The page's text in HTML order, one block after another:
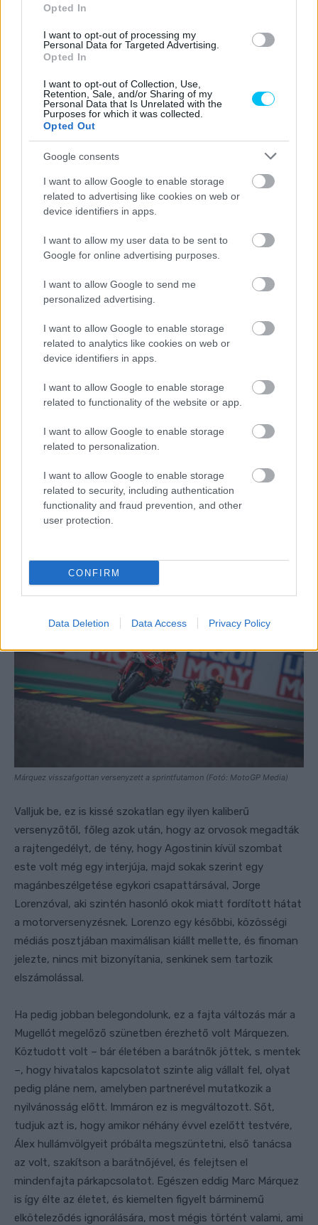
Opted In
I want to opt-out of processing my
Personal Data for Targeted Advertising.
Opted In
I want to opt-out of Collection, Use,
Retention, Sale, and/or Sharing of my
Personal Data that Is Unrelated with the
Purposes for which it was collected.
Opted Out
Google consents
I want to allow Google to enable storage
related to advertising like cookies on web or
device identifiers in apps.
I want to allow my user data to be sent to
Google for online advertising purposes.
I want to allow Google to send me
personalized advertising.
I want to allow Google to enable storage
related to analytics like cookies on web or
device identifiers in apps.
I want to allow Google to enable storage
related to functionality of the website or app.
I want to allow Google to enable storage
related to personalization.
I want to allow Google to enable storage
related to security, including authentication
functionality and fraud prevention, and other
user protection.
CONFIRM
Data Deletion Data Access Privacy Policy
kevésbé rizikósak. Ugyanakkor, ha befogadják a partnert –
jelen esetben Márquezt –, hozzá mindvégig lojálisak és
hűségesek, egészen addig, amíg a tisztelet kölcsönös.
Persze kapott már kritikát a Honda korábban is, még a
Rossi-érában, amikor sportpolitikai állásfoglalásuk szerint a
győzelem a gyár érdemének, a vereség a versenyző
szégyenének számított. Az olasz ezzel kapcsolatos
aggályait többször jelezte, végül ez is közrejátszott a
kenyértörésben, ezért ebből okulva Márquezzel már sokkal
óvatosabban bántak. Mégis úgy hiszem, az ilyesfajta nyílt
és brutális kritikát nem fogadják el, gondolok itt a
nemzetközi jelzésre, amellyel olvasatukban a mérnökeik
munkáját is becsmérelte.
A sprintfutam kezdetére Márquez négyet bukott, és
csapata jelezte felé, célba kell érnie. Akkor még úgy
nyilatkozott, a szombati rövidített futamon betartotta az
utasítást, és nem feszegette a határokat, ugyanakkor
jelezte, ha a vasárnapi warm up-on jobban érzi magát a
motoron, mindenképp megpróbál tisztesen helytállni azon
a pályán, ahol előtte évekig érinthetetlen volt. Majd
kanyar…A motor ismét katapultálta Márquezt, kis híján
hátba is verte, a versenyző pedig testét fájlalva,
kótyagosan próbált lebicegni a pályáról. A futam előtt
végül nem sokkal közölte: nem áll készen a
megmérettetésre, minden porcikája sajog, így távol marad
attól a versenytől, amellyel talán egész évben leginkább
Márquez visszafgottan versenyzett a sprintfutamon (Fotó: MotoGP Media)
Valljuk be, ez is kissé szokatlan egy ilyen kaliberű
versenyzőtől, főleg azok után, hogy az orvosok megadták
a rajtengedélyt, de tény, hogy Agostinin kívül szombat
este volt még egy interjúja, majd sokak szerint egy
magánbeszélgetése egykori csapattársával, Jorge
Lorenzóval, aki szintén hasonló okok miatt fordított hátat
a motorversenyzésnek. Lorenzo egy későbbi, közösségi
médiás posztjában maximálisan kiállt mellette, és finoman
jelezte, nincs mit bizonyítania, senkinek sem tartozik
elszámolással.
Ha pedig jobban belegondolunk, ez a fajta változás már a
Mugellót megelőző szünetben érezhető volt Márquezen.
Köztudott volt – bár életében a barátnők jöttek, s mentek
–, hogy hivatalos kapcsolatot szinte alig vállalt fel, olyat
pedig pláne nem, amelyben partnerével mutatkozik a
nyilvánosság előtt. Immáron ez is megváltozott. Sőt,
tudjuk azt is, hogy amikor néhány évvel ezelőtt testvére,
Álex hullámvölgyeit próbálta megszüntetni, első tanácsa
az volt, szakítson a barátnőjével, és felejtsen el
mindenfajta párkapcsolatot. Egészen eddig Marc Márquez
is így élte az életet, és kiemelten figyelt bárminemű
elköteleződés ignorálására, most mégis történt valami, ami